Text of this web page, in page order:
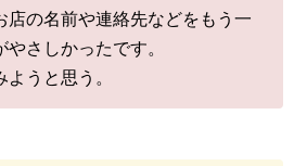
店の名前や連絡先などをもう一
さしかったです。
うと思う。